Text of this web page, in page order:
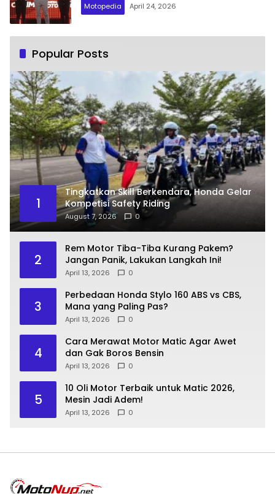
Motopedia April 24, 2026
Popular Posts
1
Tingkatkan Skill Berkendara, Honda Gelar
Kompetisi Safety Riding
August 7, 2026 0
2
Rem Motor Tiba-Tiba Kurang Pakem?
Jangan Panik, Lakukan Langkah Ini!
April 13, 2026 0
3
Perbedaan Honda Stylo 160 ABS vs CBS,
Mana yang Paling Pas?
April 13, 2026 0
4
Cara Merawat Motor Matic Agar Awet
dan Gak Boros Bensin
April 13, 2026 0
5
10 Oli Motor Terbaik untuk Matic 2026,
Mesin Jadi Adem!
April 13, 2026 0